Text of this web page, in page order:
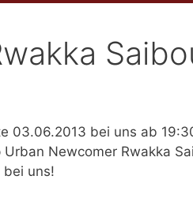
03.06.2013 bei uns ab
Newcomer Rwakka
uns!